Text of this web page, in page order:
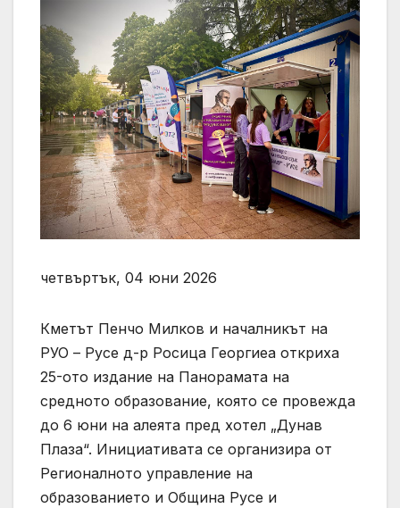
четвъртък, 04 юни 2026
Кметът Пенчо Милков и началникът на
РУО – Русе д-р Росица Георгиеа откриха
25-ото издание на Панорамата на
средното образование, която се провежда
до 6 юни на алеята пред хотел „Дунав
Плаза“. Инициативата се организира от
Регионалното управление на
образованието и Община Русе и